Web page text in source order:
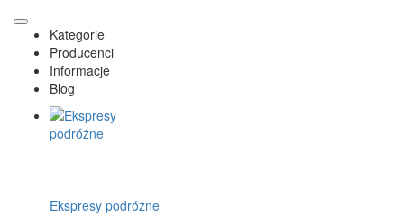
Kategorie
Producenci
Informacje
Blog
Ekspresy podróżne